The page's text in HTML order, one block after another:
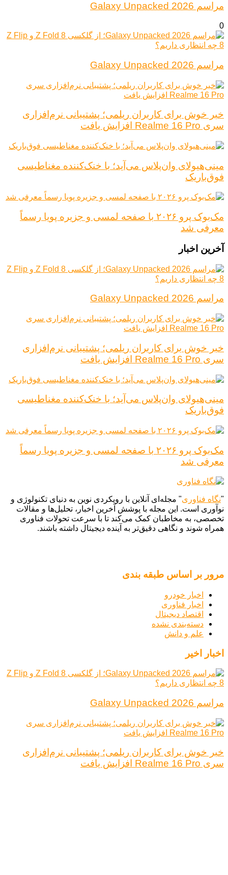
مراسم Galaxy Unpacked 2026
0
مراسم Galaxy Unpacked 2026
خبر خوش برای کاربران ریلمی؛ پشتیبانی نرم‌افزاری
سری Realme 16 Pro افزایش یافت
مینی‌هیولای وان‌پلاس می‌آید؛ با خنک‌کننده مغناطیسی
فوق‌باریک
مک‌بوک پرو ۲۰۲۶ با صفحه لمسی و جزیره پویا رسماً
معرفی شد
آخرین اخبار
مراسم Galaxy Unpacked 2026
خبر خوش برای کاربران ریلمی؛ پشتیبانی نرم‌افزاری
سری Realme 16 Pro افزایش یافت
مینی‌هیولای وان‌پلاس می‌آید؛ با خنک‌کننده مغناطیسی
فوق‌باریک
مک‌بوک پرو ۲۰۲۶ با صفحه لمسی و جزیره پویا رسماً
معرفی شد
"نگاه فناوری" مجله‌ای آنلاین با رویکردی نوین به دنیای تکنولوژی و
نوآوری است. این مجله با پوشش آخرین اخبار، تحلیل‌ها و مقالات
تخصصی، به مخاطبان کمک می‌کند تا با سرعت تحولات فناوری
همراه شوند و نگاهی دقیق‌تر به آینده دیجیتال داشته باشند.
مرور بر اساس طبقه بندی
اخبار خودرو
اخبار فناوری
اقتصاد دیجیتال
دسته‌بندی نشده
علم و دانش
اخبار اخیر
مراسم Galaxy Unpacked 2026
خبر خوش برای کاربران ریلمی؛ پشتیبانی نرم‌افزاری
سری Realme 16 Pro افزایش یافت